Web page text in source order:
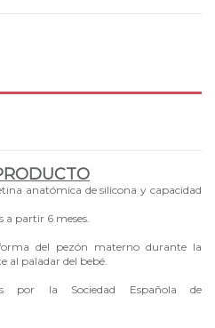
anatómica de silicona y capacidad
a partir 6 meses.
del pezón materno durante la
al paladar del bebé.
por la Sociedad Española de